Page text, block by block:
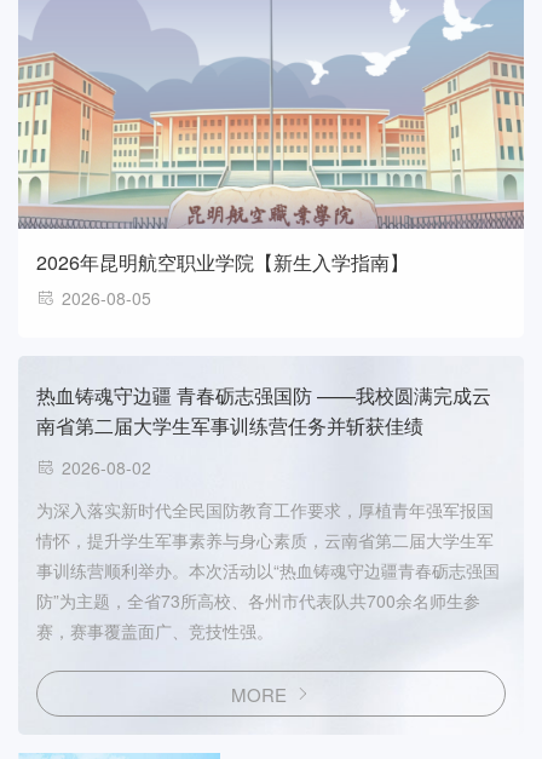
2026年昆明航空职业学院【新生入学指南】
2026-08-05
热血铸魂守边疆 青春砺志强国防 ——我校圆满完成云
南省第二届大学生军事训练营任务并斩获佳绩
2026-08-02
为深入落实新时代全民国防教育工作要求，厚植青年强军报国
情怀，提升学生军事素养与身心素质，云南省第二届大学生军
事训练营顺利举办。本次活动以“热血铸魂守边疆青春砺志强国
防”为主题，全省73所高校、各州市代表队共700余名师生参
赛，赛事覆盖面广、竞技性强。
MORE